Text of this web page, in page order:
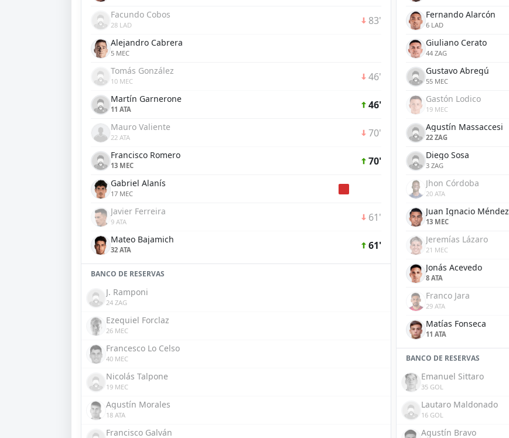
Facundo Cobos
28 LAD 83'
Alejandro Cabrera
5 MEC
Tomás González
10 MEC 46'
Martín Garnerone
11 ATA 46'
Mauro Valiente
22 ATA 70'
Francisco Romero
13 MEC 70'
Gabriel Alanís
17 MEC
Javier Ferreira
9 ATA 61'
Mateo Bajamich
32 ATA 61'
BANCO DE RESERVAS
J. Ramponi
24 ZAG
Ezequiel Forclaz
26 MEC
Francesco Lo Celso
40 MEC
Nicolás Talpone
19 MEC
Agustín Morales
18 ATA
Francisco Galván
Fernando Alarcón
6 LAD
Giuliano Cerato
44 ZAG
Gustavo Abregú
55 MEC
Gastón Lodico
19 MEC
Agustín Massaccesi
22 ZAG
Diego Sosa
3 ZAG
Jhon Córdoba
20 ATA
Juan Ignacio Méndez
13 MEC
Jeremías Lázaro
21 MEC
Jonás Acevedo
8 ATA
Franco Jara
29 ATA
Matías Fonseca
11 ATA
BANCO DE RESERVAS
Emanuel Sittaro
35 GOL
Lautaro Maldonado
16 GOL
Agustín Bravo